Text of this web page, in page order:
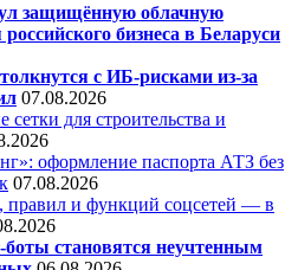
защищённую облачную
бизнеса в Беларуси
с ИБ-рисками из-за
07.08.2026
для строительства и
оформление паспорта АТЗ без
07.08.2026
и функций соцсетей — в
становятся неучтенным